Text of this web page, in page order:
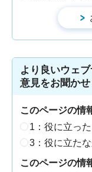
より良いウェ
意見をお聞か
このページの情
1：役に立った
3：役に立た
このページの情